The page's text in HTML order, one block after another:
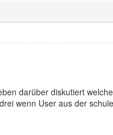
darüber diskutiert
wenn User aus der